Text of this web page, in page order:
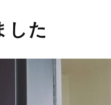
した